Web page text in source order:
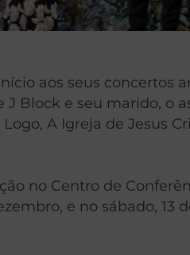
aos seus concertos
Block e seu marido, o
A Igreja de Jesus
no Centro de
e no sábado, 13